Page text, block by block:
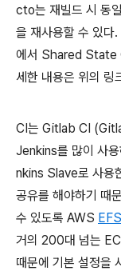
cto는 재빌드 시 동
을 재사용할 수 있다
에서 Shared State
세한 내용은 위의 링
CI는 Gitlab CI
Jenkins를 많이 사
nkins Slave로 사
공유를 해야하기 때
수 있도록 AWS
거의 200대 넘는
때문에 기본 설정을